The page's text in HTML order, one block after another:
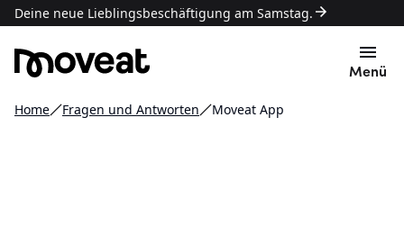
Deine neue Lieblingsbeschäftigung am Samstag.
Menü
Home Fragen und Antworten Moveat App